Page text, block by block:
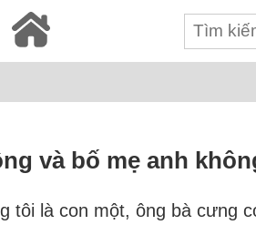
và bố mẹ anh
tôi là con một, ông bà cưng